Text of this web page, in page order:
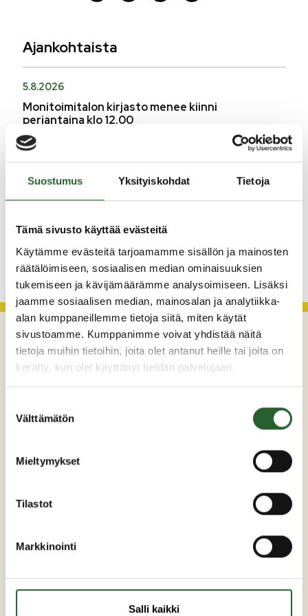
Suostumus Yksityiskohdat Tietoja
Tämä sivusto käyttää evästeitä
Käytämme evästeitä tarjoamamme sisällön ja mainosten
räätälöimiseen, sosiaalisen median ominaisuuksien
tukemiseen ja kävijämäärämme analysoimiseen. Lisäksi
jaamme sosiaalisen median, mainosalan ja analytiikka-
alan kumppaneillemme tietoja siitä, miten käytät
sivustoamme. Kumppanimme voivat yhdistää näitä
tietoja muihin tietoihin, joita olet antanut heille tai joita on
kerätty, kun olet käyttänyt heidän palvelujaan.
valinta
Välttämätön
Mieltymykset
Tilastot
Markkinointi
Salli kaikki
Ajankohtaista
5.8.2026
Monitoimitalon kirjasto menee kiinni
perjantaina klo 12.00
3.8.2026
Henkilömuutoksia maaseutuhallinnossa
KATSO KAIKKI